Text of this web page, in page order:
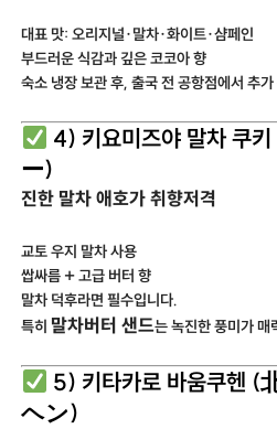
대표 맛: 오리지널·말차·화이트·샴페인
부드러운 식감과 깊은 코코아 향
숙소 냉장 보관 후, 출국 전 공항점에서 추
4) 키요미즈야 말차 쿠
ー)
진한 말차 애호가 취향저격
교토 우지 말차 사용
쌉싸름 + 고급 버터 향
말차 덕후라면 필수입니다.
특히 말차버터 샌드는 녹진한 풍미가 매
5) 키타카로 바움쿠헨
ヘン)